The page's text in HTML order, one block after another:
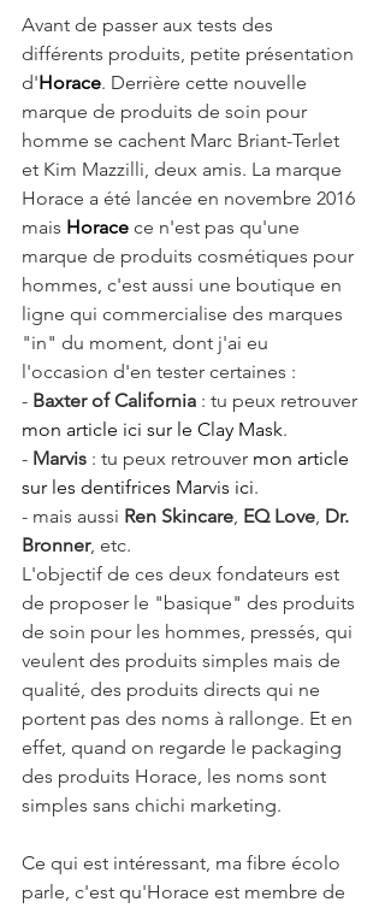
Avant de passer aux tests des
différents produits, petite présentation
d'Horace. Derrière cette nouvelle
marque de produits de soin pour
homme se cachent Marc Briant-Terlet
et Kim Mazzilli, deux amis. La marque
Horace a été lancée en novembre 2016
mais Horace ce n'est pas qu'une
marque de produits cosmétiques pour
hommes, c'est aussi une boutique en
ligne qui commercialise des marques
"in" du moment, dont j'ai eu
l'occasion d'en tester certaines :
- Baxter of California : tu peux retrouver
mon article ici sur le Clay Mask.
- Marvis : tu peux retrouver mon article
sur les dentifrices Marvis ici.
- mais aussi Ren Skincare, EQ Love, Dr.
Bronner, etc.
L'objectif de ces deux fondateurs est
de proposer le "basique" des produits
de soin pour les hommes, pressés, qui
veulent des produits simples mais de
qualité, des produits directs qui ne
portent pas des noms à rallonge. Et en
effet, quand on regarde le packaging
des produits Horace, les noms sont
simples sans chichi marketing.
Ce qui est intéressant, ma fibre écolo
parle, c'est qu'Horace est membre de